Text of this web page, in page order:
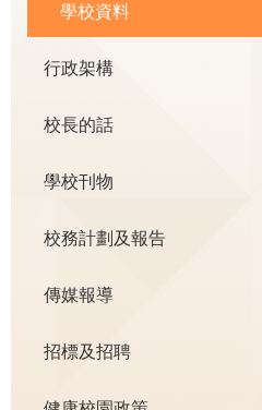
學校資料
行政架構
校長的話
學校刊物
校務計劃及報告
傳媒報導
招標及招聘